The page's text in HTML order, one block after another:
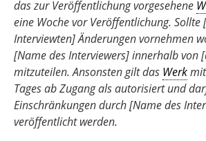
das zur Veröffentlichung vorgesehene
eine Woche vor Veröffentlichung. Sollte [
Interviewten] Änderungenvornehmen
[Name des Interviewers]innerhalb von
mitzuteilen. Ansonsten gilt das Werk
Tages ab Zugang als autorisiert und
Einschränkungen durch[Name des
veröffentlicht werden.